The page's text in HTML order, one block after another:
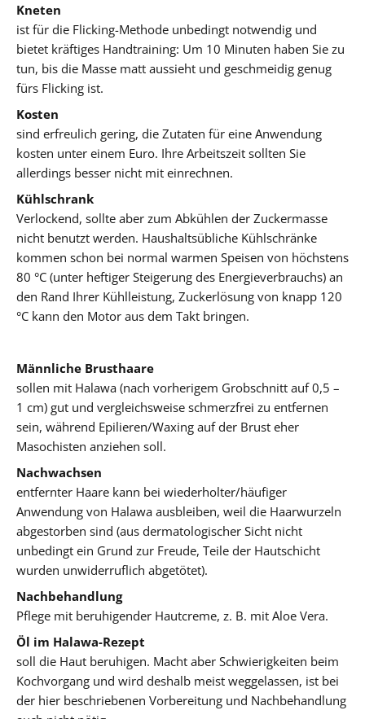
Kneten
ist für die Flicking-Methode unbedingt notwendig und
bietet kräftiges Handtraining: Um 10 Minuten haben Sie zu
tun, bis die Masse matt aussieht und geschmeidig genug
fürs Flicking ist.
Kosten
sind erfreulich gering, die Zutaten für eine Anwendung
kosten unter einem Euro. Ihre Arbeitszeit sollten Sie
allerdings besser nicht mit einrechnen.
Kühlschrank
Verlockend, sollte aber zum Abkühlen der Zuckermasse
nicht benutzt werden. Haushaltsübliche Kühlschränke
kommen schon bei normal warmen Speisen von höchstens
80 °C (unter heftiger Steigerung des Energieverbrauchs) an
den Rand Ihrer Kühlleistung, Zuckerlösung von knapp 120
°C kann den Motor aus dem Takt bringen.
Männliche Brusthaare
sollen mit Halawa (nach vorherigem Grobschnitt auf 0,5 –
1 cm) gut und vergleichsweise schmerzfrei zu entfernen
sein, während Epilieren/Waxing auf der Brust eher
Masochisten anziehen soll.
Nachwachsen
entfernter Haare kann bei wiederholter/häufiger
Anwendung von Halawa ausbleiben, weil die Haarwurzeln
abgestorben sind (aus dermatologischer Sicht nicht
unbedingt ein Grund zur Freude, Teile der Hautschicht
wurden unwiderruflich abgetötet).
Nachbehandlung
Pflege mit beruhigender Hautcreme, z. B. mit Aloe Vera.
Öl im Halawa-Rezept
soll die Haut beruhigen. Macht aber Schwierigkeiten beim
Kochvorgang und wird deshalb meist weggelassen, ist bei
der hier beschriebenen Vorbereitung und Nachbehandlung